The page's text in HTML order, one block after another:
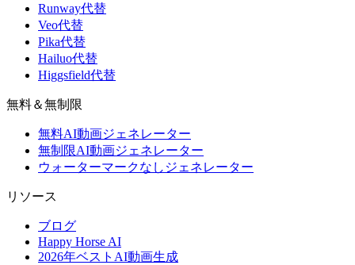
Runway代替
Veo代替
Pika代替
Hailuo代替
Higgsfield代替
無料＆無制限
無料AI動画ジェネレーター
無制限AI動画ジェネレーター
ウォーターマークなしジェネレーター
リソース
ブログ
Happy Horse AI
2026年ベストAI動画生成